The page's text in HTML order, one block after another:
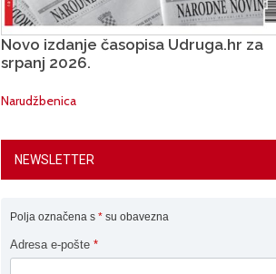
Novo izdanje časopisa Udruga.hr za
srpanj 2026.
Narudžbenica
NEWSLETTER
Polja označena s * su obavezna
Adresa e-pošte *